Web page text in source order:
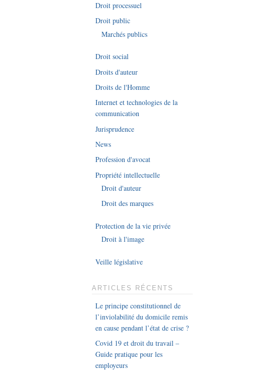
Droit processuel
Droit public
Marchés publics
Droit social
Droits d'auteur
Droits de l'Homme
Internet et technologies de la
communication
Jurisprudence
News
Profession d'avocat
Propriété intellectuelle
Droit d'auteur
Droit des marques
Protection de la vie privée
Droit à l'image
Veille législative
ARTICLES RÉCENTS
Le principe constitutionnel de
l’inviolabilité du domicile remis
en cause pendant l’état de crise ?
Covid 19 et droit du travail –
Guide pratique pour les
employeurs